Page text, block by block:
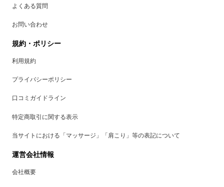
よくある質問
お問い合わせ
規約・ポリシー
利用規約
プライバシーポリシー
口コミガイドライン
特定商取引に関する表示
当サイトにおける「マッサージ」「肩こり」等の表記について
運営会社情報
会社概要